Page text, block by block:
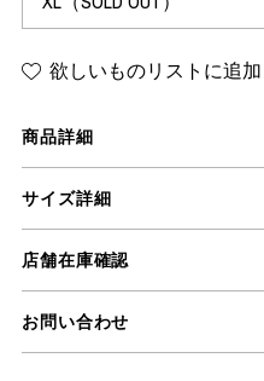
欲しいものリストに追加
商品詳細
サイズ詳細
店舗在庫確認
お問い合わせ